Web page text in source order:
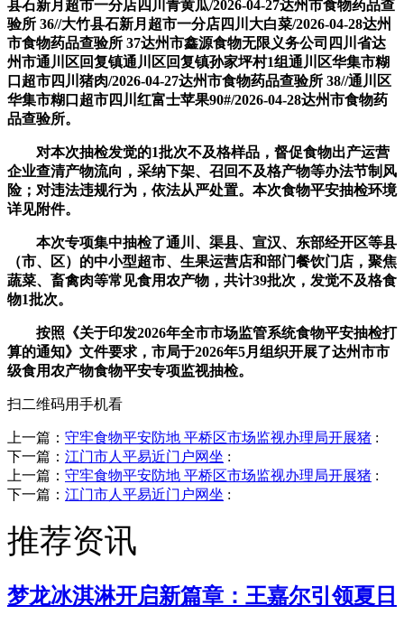
县石新月超市一分店四川青黄瓜/2026-04-27达州市食物药品查
验所 36//大竹县石新月超市一分店四川大白菜/2026-04-28达州
市食物药品查验所 37达州市鑫源食物无限义务公司四川省达
州市通川区回复镇通川区回复镇孙家坪村1组通川区华集市糊
口超市四川猪肉/2026-04-27达州市食物药品查验所 38//通川区
华集市糊口超市四川红富士苹果90#/2026-04-28达州市食物药
品查验所。
对本次抽检发觉的1批次不及格样品，督促食物出产运营
企业查清产物流向，采纳下架、召回不及格产物等办法节制风
险；对违法违规行为，依法从严处置。本次食物平安抽检环境
详见附件。
本次专项集中抽检了通川、渠县、宣汉、东部经开区等县
（市、区）的中小型超市、生果运营店和部门餐饮门店，聚焦
蔬菜、畜禽肉等常见食用农产物，共计39批次，发觉不及格食
物1批次。
按照《关于印发2026年全市市场监管系统食物平安抽检打
算的通知》文件要求，市局于2026年5月组织开展了达州市市
级食用农产物食物平安专项监视抽检。
扫二维码用手机看
上一篇： 守牢食物平安防地 平桥区市场监视办理局开展猪 :
下一篇： 江门市人平易近门户网坐 :
上一篇： 守牢食物平安防地 平桥区市场监视办理局开展猪 :
下一篇： 江门市人平易近门户网坐 :
推荐资讯
梦龙冰淇淋开启新篇章：王嘉尔引领夏日